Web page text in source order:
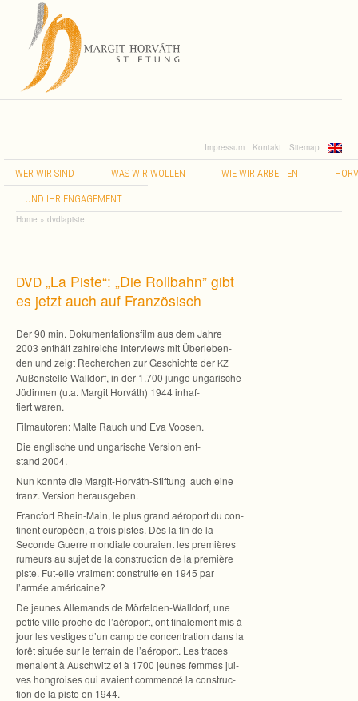
Impressum Kontakt Sitemap
WER WIR SIND WAS WIR WOLLEN WIE WIR ARBEITEN
UND IHR ENGAGEMENT
Home » dvdlapiste
DVD „La Piste“: „Die Roll­bahn” gibt
es jetzt auch auf Französisch
Der 90 min. Doku­men­ta­ti­ons­film aus dem Jahre
2003 ent­hält zahl­rei­che Inter­views mit Über­le­ben­
den und zeigt Recher­chen zur Geschichte der KZ
Außen­stelle Wall­dorf, in der 1.700 junge unga­ri­sche
Jüdin­nen (u.a. Mar­git Hor­váth) 1944 inhaf­
tiert waren.
Film­au­to­ren: Malte Rauch und Eva Voosen.
Die eng­li­sche und unga­ri­sche Ver­sion ent­
stand 2004.
Nun konnte die Margit-Horváth-Stiftung auch eine
franz. Ver­sion herausgeben.
Franc­fort Rhein-Main, le plus grand aéro­port du con­
ti­nent euro­péen, a trois pis­tes. Dès la fin de la
Seconde Guerre mon­diale cou­rai­ent les pre­miè­res
rumeurs au sujet de la con­struc­tion de la pre­mière
piste. Fut-elle vrai­ment con­struite en 1945 par
l’armée américaine?
De jeu­nes Alle­mands de Mörfelden-Walldorf, une
petite ville pro­che de l’aéroport, ont fina­le­ment mis à
jour les ves­ti­ges d’un camp de con­cen­tra­tion dans la
forêt située sur le ter­rain de l’aéroport. Les tra­ces
menai­ent à Ausch­witz et à 1700 jeu­nes femmes jui­
ves hon­groi­ses qui avai­ent com­mencé la con­struc­
tion de la piste en 1944.